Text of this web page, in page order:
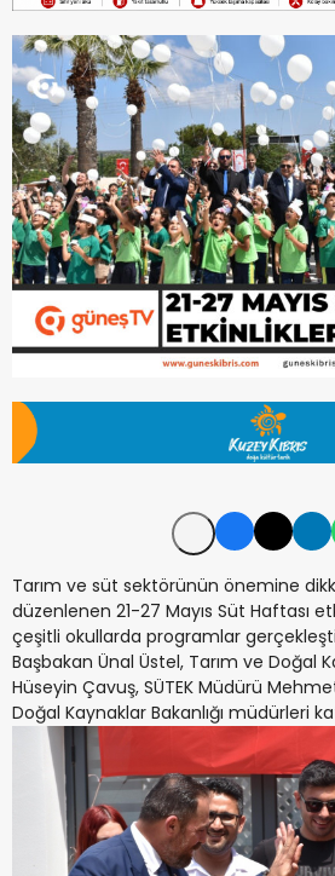
Tarım ve süt sektörünün önemine
düzenlenen 21-27 Mayıs Süt Haftası
çeşitli okullarda programlar
Başbakan Ünal Üstel, Tarım ve Doğal
Hüseyin Çavuş, SÜTEK Müdürü
Doğal Kaynaklar Bakanlığı müdürleri